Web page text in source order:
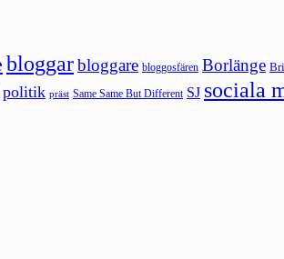
bloggarbloggare bloggosfären Borlänge
politik präst Same Same But Different SJ sociala